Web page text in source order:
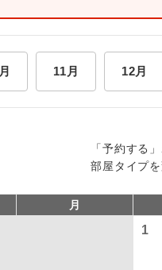
11月 12月
「予約する
部屋タイプ
月
1